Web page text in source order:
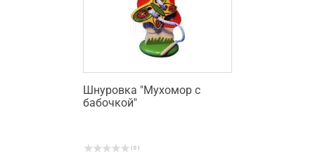
Шнуровка "Мухомор с
бабочкой"
( 0 )